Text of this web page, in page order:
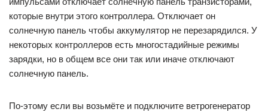
которые внутри этого контроллера. Отключает он
солнечную панель чтобы аккумулятор не перезарядился. У
некоторых контроллеров есть многостадийные режимы
зарядки, но в общем все они так или иначе отключают
солнечную панель.
По-этому если вы возьмёте и подключите ветрогенератор